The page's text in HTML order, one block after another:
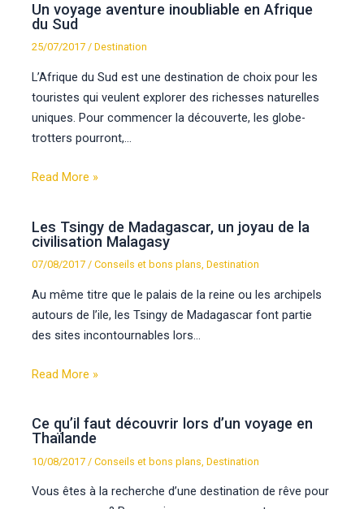
Un voyage aventure inoubliable en Afrique
du Sud
25/07/2017/Destination
L’Afrique du Sud est une destination de choix pour les
touristes qui veulent explorer des richesses naturelles
uniques. Pour commencer la découverte, les globe-
trotters pourront,…
Read More »
Les Tsingy de Madagascar, un joyau de la
civilisation Malagasy
07/08/2017 /Conseils et bons plans ,Destination
Au même titre que le palais de la reine ou les archipels
autours de l’ile, les Tsingy de Madagascar font partie
des sites incontournables lors…
Read More »
Ce qu’il faut découvrir lors d’un voyage en
Thaïlande
10/08/2017 /Conseils et bons plans ,Destination
Vous êtes à la recherche d’une destination de rêve pour